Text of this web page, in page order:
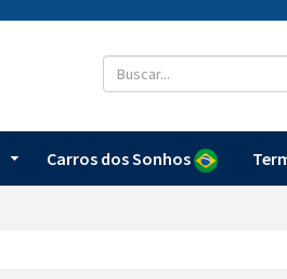
Carros dos Sonhos